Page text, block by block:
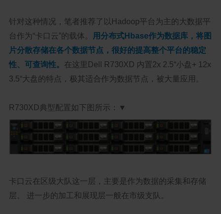
针对这种情况，笔者推荐了以Hadoop平台为主的大数据平
台作为“卡口云”的载体。
用分布式Hbase作为数据库，将图
片分散存储在各个数据节点，很好的提高整个平台的稳定
性、可查询性。 在这里Dell R730XD 内置2x 2.5“小盘+ 12x
3.5“大盘的特点，极其适合作为数据节点，被大量应用。
R730XD典型配置如下图所示：▼
卡口云在区级大队这一层，主要是作为数据的采集和存储
层。 进一步的加工和展现层一般在市级支队。